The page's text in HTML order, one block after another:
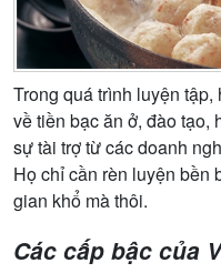
Trong quá trình luyện
về tiền bạc ăn ở, đào tạo,
sự tài trợ từ các doanh
Họ chỉ cần rèn luyện bền
gian khổ mà thôi.
Các cấp bậc của